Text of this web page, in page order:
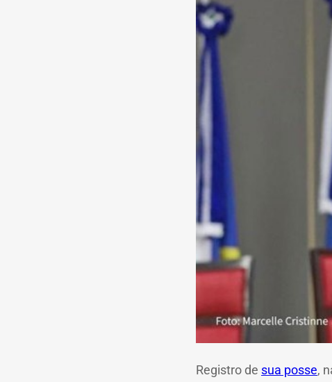
Registro de sua posse,